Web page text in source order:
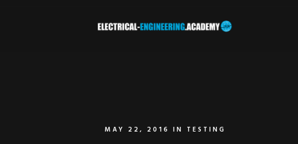
MAY 22, 2016 IN TESTING